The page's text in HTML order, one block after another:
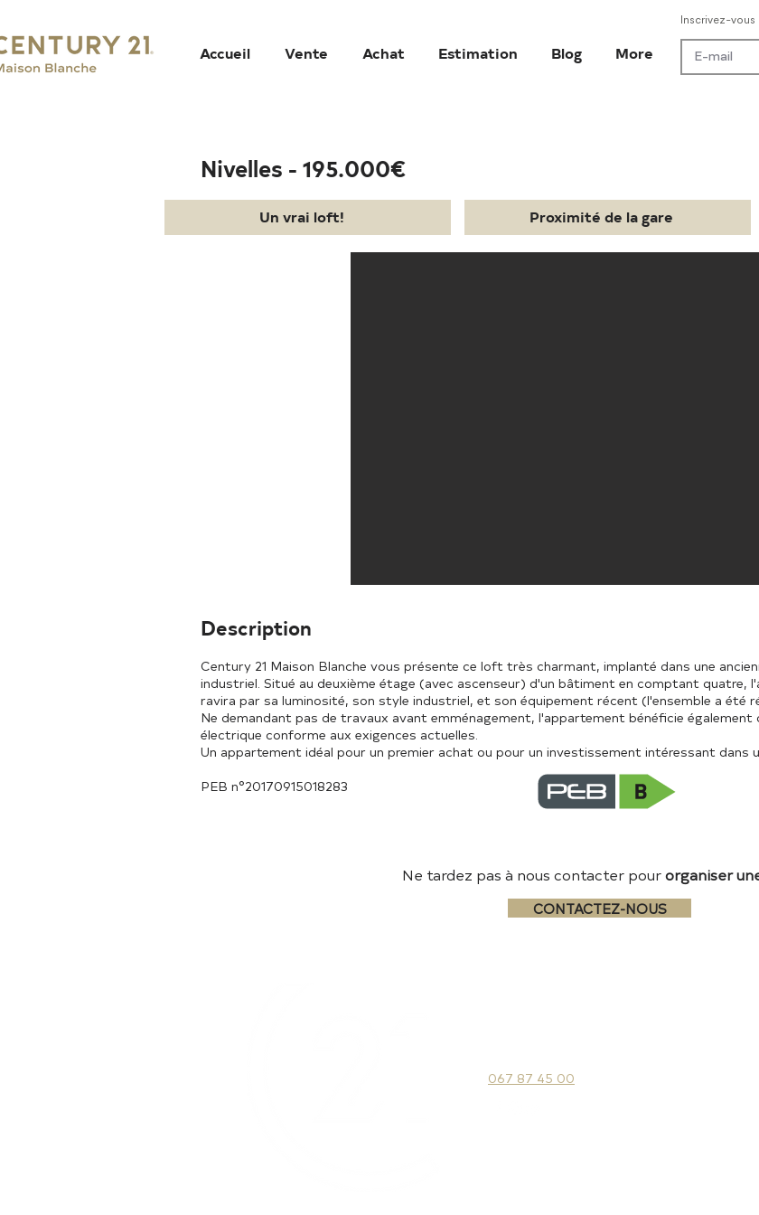
Accueil Vente Achat Estimation Blog More
Inscrivez-
Nivelles - 195.000€
Un vrai loft! Proximité de la gare
Description
Century 21 Maison Blanche vous présente ce loft très charmant, implanté dans une
industriel. Situé au deuxième étage (avec ascenseur) d'un bâtiment en comptant quatre,
ravira par sa luminosité, son style industriel, et son équipement récent (l'ensemble a été
Ne demandant pas de travaux avant emménagement, l'appartement bénéficie
électrique conforme aux exigences actuelles.
Un appartement idéal pour un premier achat ou pour un investissement intéressant dans
PEB n°20170915018283
Ne tardez pas à nous contacter pourorganiser
CONTACTEZ-NOUS
067 87 45 00